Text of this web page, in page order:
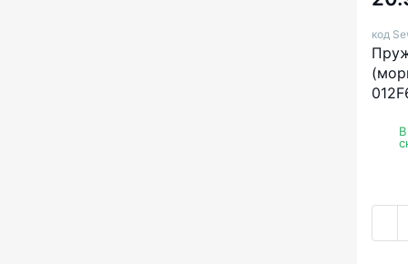
код